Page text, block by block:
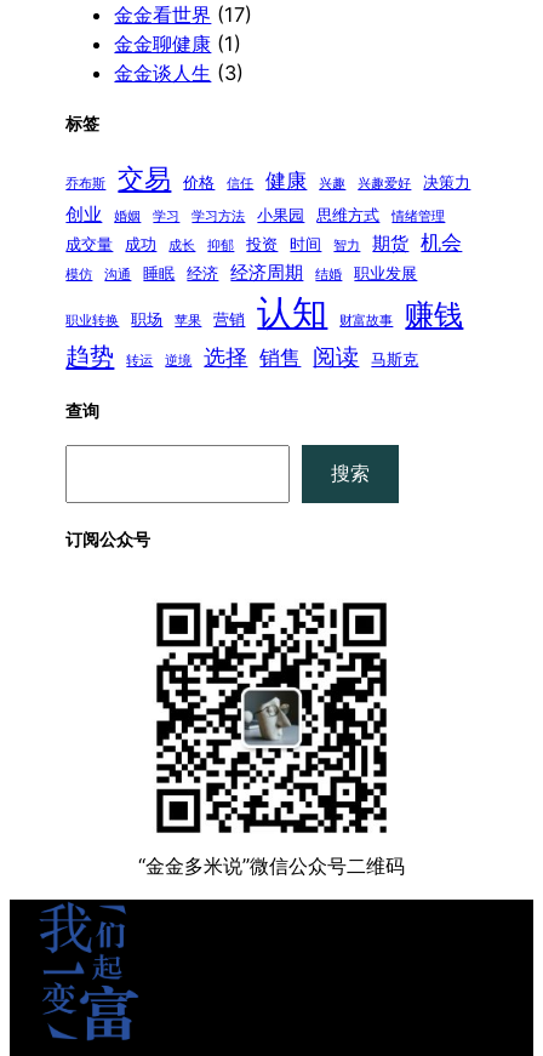
金金看世界 (17)
金金聊健康 (1)
金金谈人生 (3)
标签
乔布斯 交易 价格 信任 健康 兴趣 兴趣爱好 决策力
创业 婚姻 学习 学习方法 小果园 思维方式 情绪管理
成交量 成功 成长 抑郁 投资 时间 智力 期货 机会
模仿 沟通 睡眠 经济 经济周期 结婚 职业发展
职业转换 职场 苹果 营销 认知 财富故事 赚钱
趋势 转运 逆境 选择 销售 阅读 马斯克
查询
搜索
订阅公众号
“金金多米说”微信公众号二维码